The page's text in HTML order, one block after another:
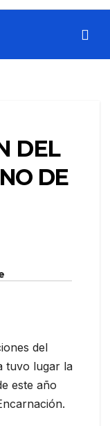
DEL
DE
del
tuvo lugar la
este año